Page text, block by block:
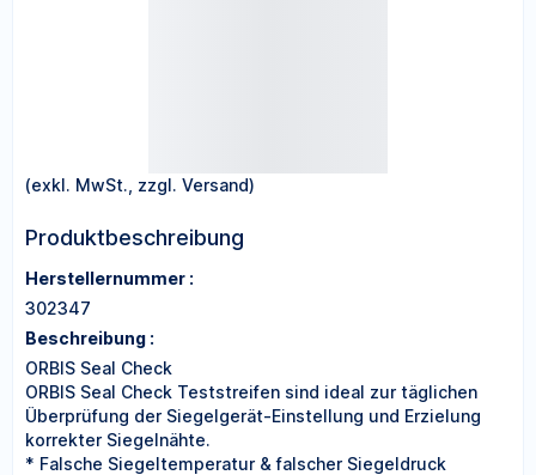
(exkl. MwSt., zzgl. Versand)
Produktbeschreibung
Herstellernummer :
302347
Beschreibung :
ORBIS Seal Check
ORBIS Seal Check Teststreifen sind ideal zur täglichen
Überprüfung der Siegelgerät-Einstellung und Erzielung
korrekter Siegelnähte.
* Falsche Siegeltemperatur & falscher Siegeldruck